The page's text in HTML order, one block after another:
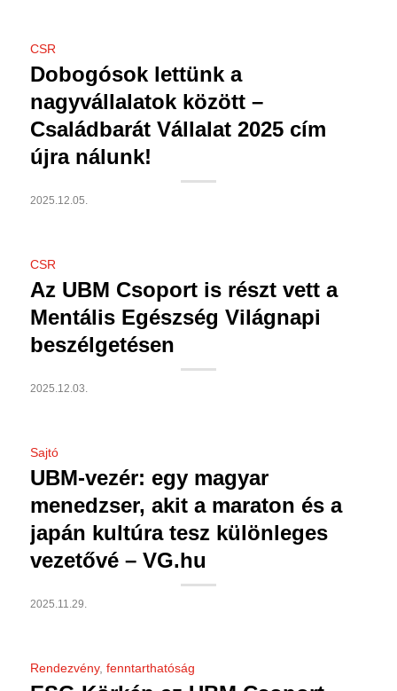
CSR
Dobogósok lettünk a
nagyvállalatok között –
Családbarát Vállalat 2025 cím
újra nálunk!
2025.12.05.
CSR
Az UBM Csoport is részt vett a
Mentális Egészség Világnapi
beszélgetésen
2025.12.03.
Sajtó
UBM-vezér: egy magyar
menedzser, akit a maraton és a
japán kultúra tesz különleges
vezetővé – VG.hu
2025.11.29.
Rendezvény, fenntarthatóság